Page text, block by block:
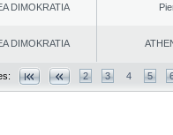
DΙMOKRATIA
DΙMOKRATIA
2 3 4 5